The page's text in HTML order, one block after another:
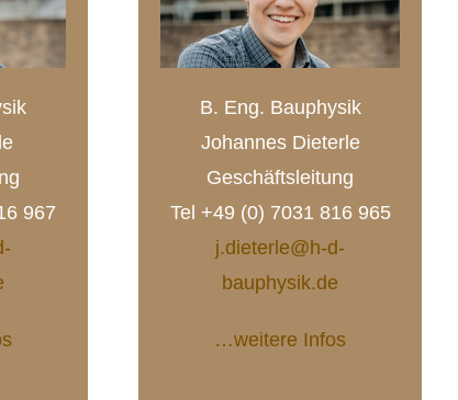
967
B. Eng. Bauphysik
Johannes Dieterle
Geschäftsleitung
Tel +49 (0) 7031 816 965
j.dieterle@h-d-
bauphysik.de
…weitere Infos